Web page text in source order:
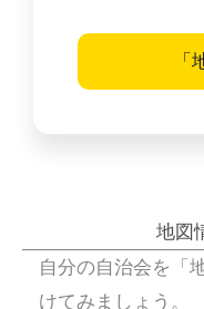
地図
自分の自治会を「
けてみましょう。